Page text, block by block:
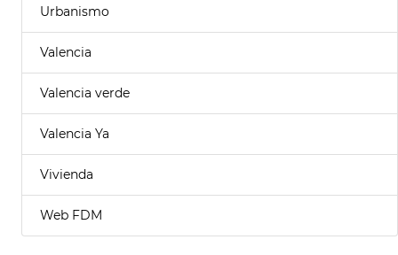
Urbanismo
Valencia
Valencia verde
Valencia Ya
Vivienda
Web FDM